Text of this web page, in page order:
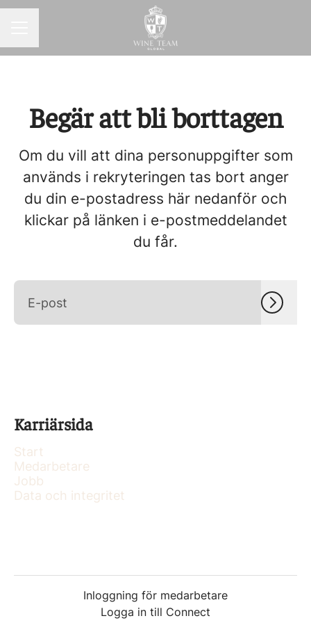
Begär att bli borttagen
Om du vill att dina personuppgifter som
används i rekryteringen tas bort anger
du din e-postadress här nedanför och
klickar på länken i e-postmeddelandet
du får.
Karriärsida
Start
Medarbetare
Jobb
Data och integritet
Inloggning för medarbetare
Logga in till Connect